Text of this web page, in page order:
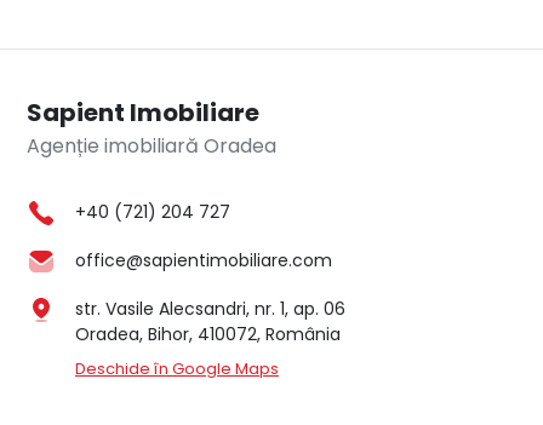
Sapient Imobiliare
Agenție imobiliară Oradea
+40 (721) 204 727
office@sapientimobiliare.com
str. Vasile Alecsandri, nr. 1, ap. 06
Oradea, Bihor, 410072, România
Deschide în Google Maps